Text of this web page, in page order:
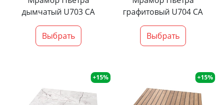
дымчатый U703 CA
Выбрать
графитовый U704 CA
Выбрать
+15% +15%